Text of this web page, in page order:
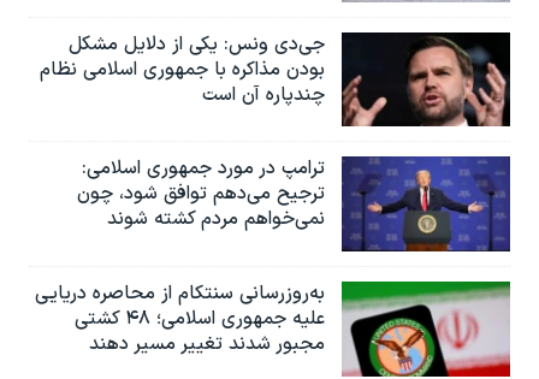
جی‌دی ونس: یکی از دلایل مشکل
بودن مذاکره با جمهوری اسلامی نظام
چندپاره آن است
ترامپ در مورد جمهوری اسلامی:
ترجیح می‌دهم توافق شود، چون
نمی‌خواهم مردم کشته شوند
به‌روزرسانی سنتکام از محاصره دریایی
علیه جمهوری اسلامی؛ ۴۸ کشتی
مجبور شدند تغییر مسیر دهند